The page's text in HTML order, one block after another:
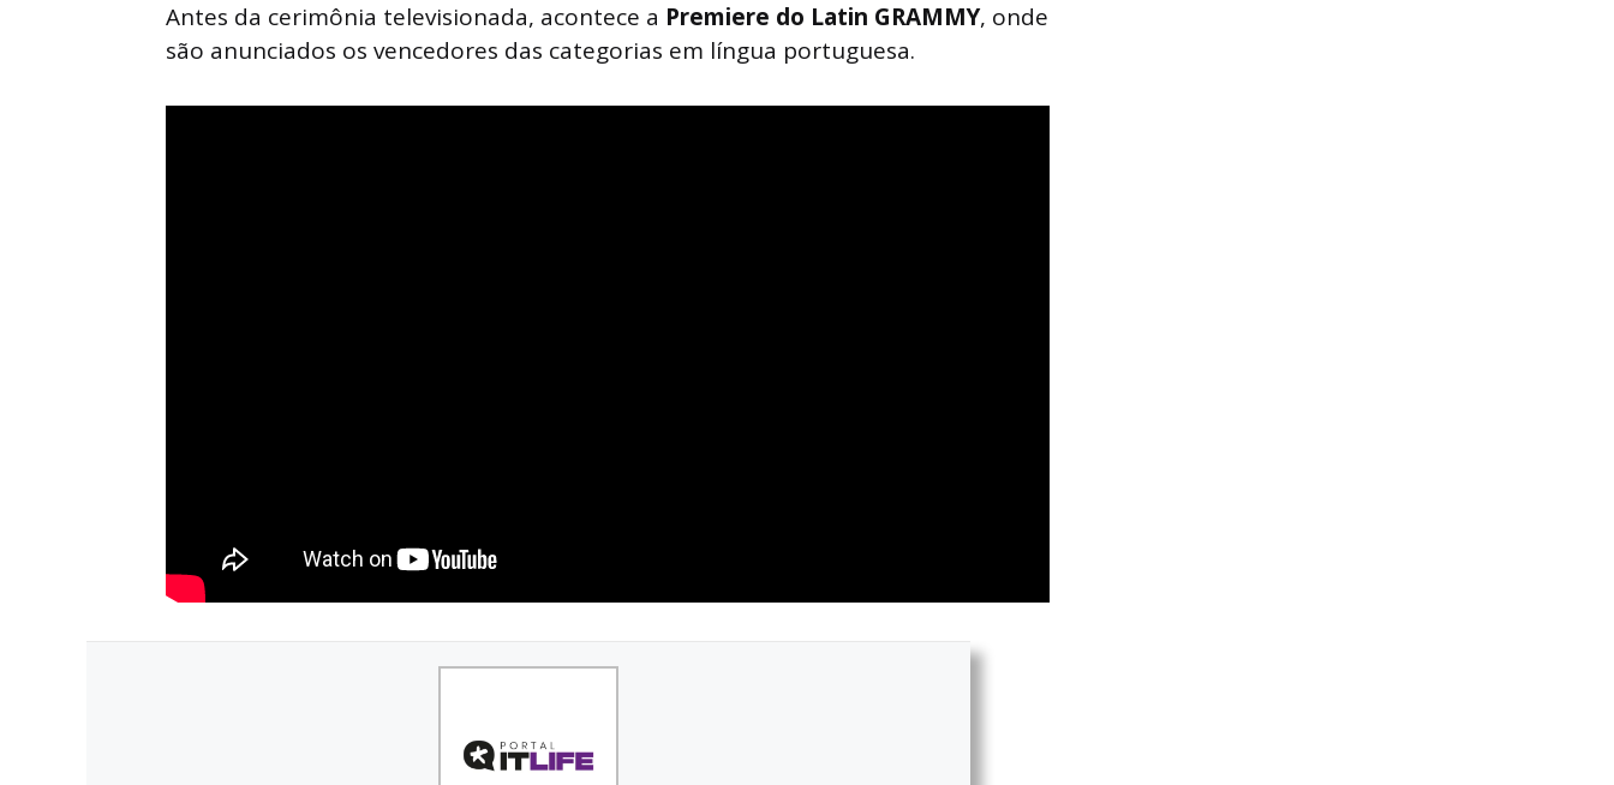
Antes da cerimônia televisionada, acontece a Premiere do Latin GRAMMY, onde
são anunciados os vencedores das categorias em língua portuguesa.